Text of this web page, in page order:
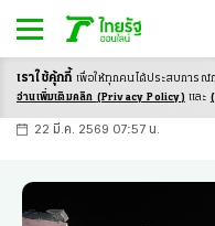
-ก ก ก+
22 มี.ค. 2569 07:57 น.
เราใช้คุ้กกี้ เพื่อให้ทุกคนได้ประสบการณ์
อ่านเพิ่มเติมคลิก (Privacy Policy) และ